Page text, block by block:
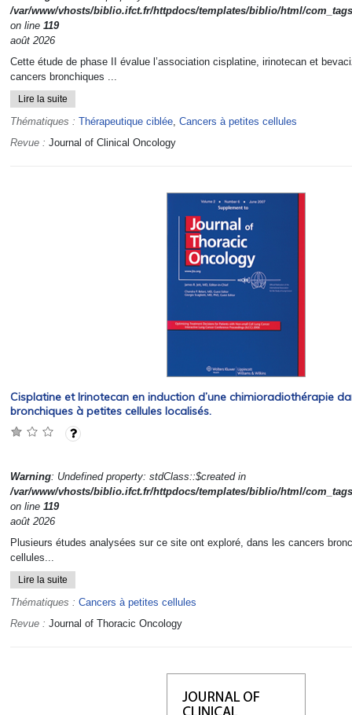
/var/www/vhosts/biblio.ifct.fr/httpdocs/templates/biblio/html/
on line 119
août 2026
Cette étude de phase II évalue l’association cisplatine, irinotecan et
cancers bronchiques ...
Lire la suite
Thématiques : Thérapeutique ciblée, Cancers à petites cellules
Revue : Journal of Clinical Oncology
Cisplatine et Irinotecan en induction d’une chimioradiothérapie
bronchiques à petites cellules localisés.
Warning: Undefined property: stdClass::$created in
/var/www/vhosts/biblio.ifct.fr/httpdocs/templates/biblio/html/
on line 119
août 2026
Plusieurs études analysées sur ce site ont exploré, dans les cancers
cellules...
Lire la suite
Thématiques : Cancers à petites cellules
Revue : Journal of Thoracic Oncology